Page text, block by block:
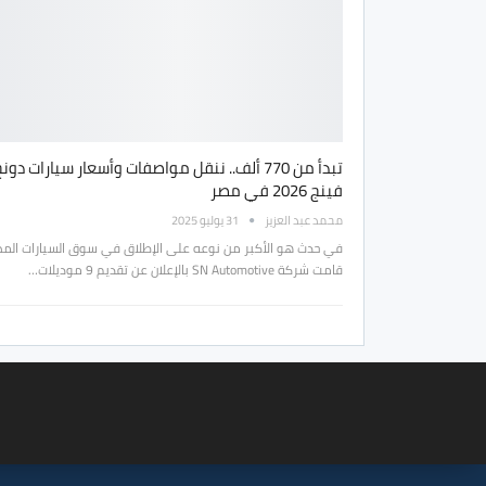
تبدأ من 770 ألف.. ننقل مواصفات وأسعار سيارات
فينج 2026 في مصر
محمد عبد العزيز 31 يوليو 2025
في حدث هو الأكبر من نوعه على الإطلاق في سوق السيارات
قامت شركة SN Automotive بالإعلان عن تقديم 9 موديلات…